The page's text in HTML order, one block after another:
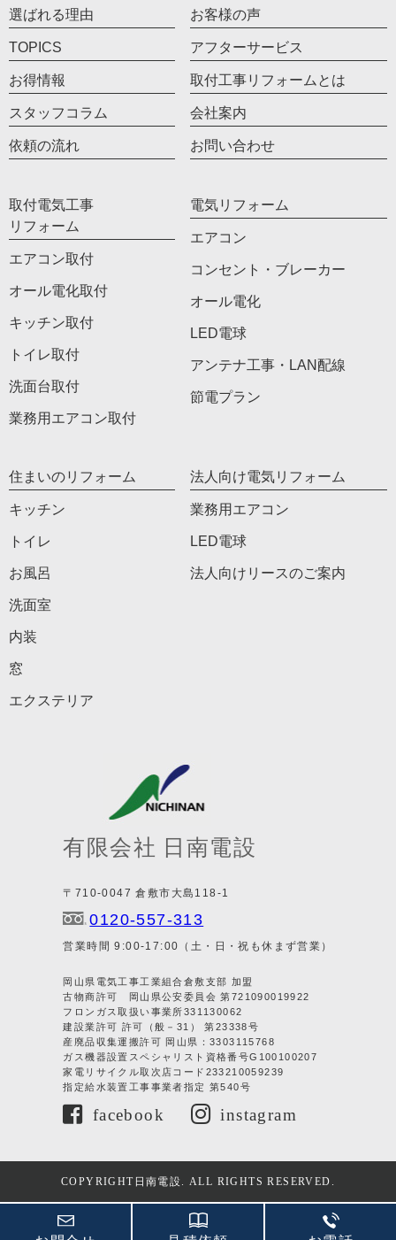
選ばれる理由
TOPICS
お得情報
スタッフコラム
依頼の流れ
お客様の声
アフターサービス
取付工事リフォームとは
会社案内
お問い合わせ
取付電気工事
リフォーム
エアコン取付
オール電化取付
キッチン取付
トイレ取付
洗面台取付
業務用エアコン取付
電気リフォーム
エアコン
コンセント・ブレーカー
オール電化
LED電球
アンテナ工事・LAN配線
節電プラン
住まいのリフォーム
キッチン
トイレ
お風呂
洗面室
内装
窓
エクステリア
法人向け電気リフォーム
業務用エアコン
LED電球
法人向けリースのご案内
有限会社 日南電設
〒710-0047 倉敷市大島118-1
0120-557-313
営業時間 9:00-17:00（土・日・祝も休まず営業）
岡山県電気工事工業組合倉敷支部 加盟
古物商許可 岡山県公安委員会 第721090019922
フロンガス取扱い事業所331130062
建設業許可 許可（般－31） 第23338号
産廃品収集運搬許可 岡山県：3303115768
ガス機器設置スペシャリスト資格番号G100100207
家電リサイクル取次店コード233210059239
指定給水装置工事事業者指定 第540号
facebook instagram
COPYRIGHT日南電設. ALL RIGHTS RESERVED.